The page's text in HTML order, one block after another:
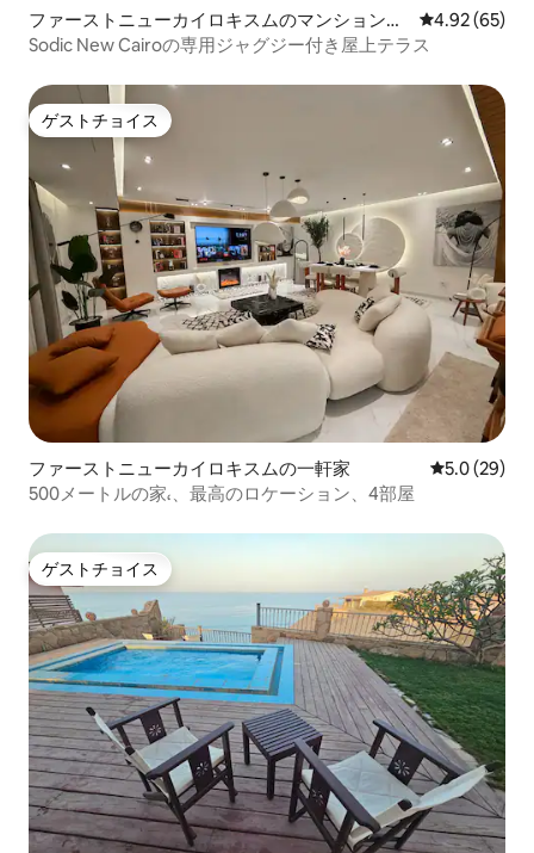
ファーストニューカイロキスムのマンション・
アパート
レビュー65
4.92 (65)
Sodic New Cairoの専用ジャグジー付き屋上テラス
ゲストチョイス
ゲストチョイス
ファーストニューカイロキスムの一軒家 レビュー29
5.0 (29)
500メートルの家،、最高のロケーション、4部屋
ゲストチョイス
ゲストチョイス